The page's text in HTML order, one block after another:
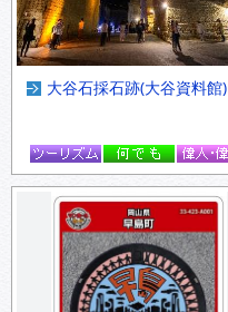
大谷石採石跡(大谷資料館)